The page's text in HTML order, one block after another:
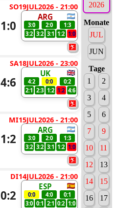
SO19JUL2026 - 21:00
1:0
ARG
3:0 2:0
1:3
3:2 3:2 3:1 1:2 1:0
SA18JUL2026 - 23:00
4:6
UK
4:2 0:0
0:2
2:1 2:3 1:2 1:2 4:6
MI15JUL2026 - 21:00
1:2
ARG
3:0 2:0
1:3
3:2 3:2 3:1 1:2 1:0
DI14JUL2026 - 21:00
0:2
ESP
0:0 4:0
0:1
3:0 0:1 2:1 0:2 1:0
2026
Monate
JUL
JUN
Tage
1
2
3
4
5
6
7
9
10
11
12
13
14
15
16
17